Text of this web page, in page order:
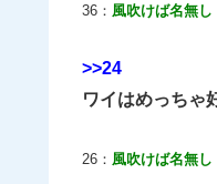
36： 風吹けば名無し
>>24
ワイはめっちゃ
26： 風吹けば名無し